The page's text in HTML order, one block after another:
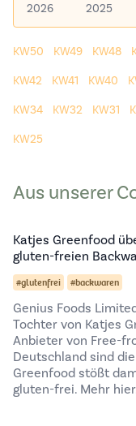
2026 2025
KW50 KW49 KW48
KW42
KW41 KW40
KW34
KW32 KW31
KW25
Aus unserer
Katjes Greenfood
gluten-freien
#glutenfrei #backwaren
Genius Foods
Tochter von Katjes
Anbieter von Free-
Deutschland sind
Greenfood stößt
gluten-frei. Mehr